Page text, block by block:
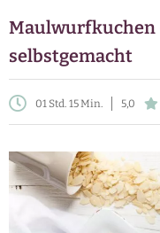
Maulwurfkuchen
selbstgemacht
01 Std. 15 Min. 5,0